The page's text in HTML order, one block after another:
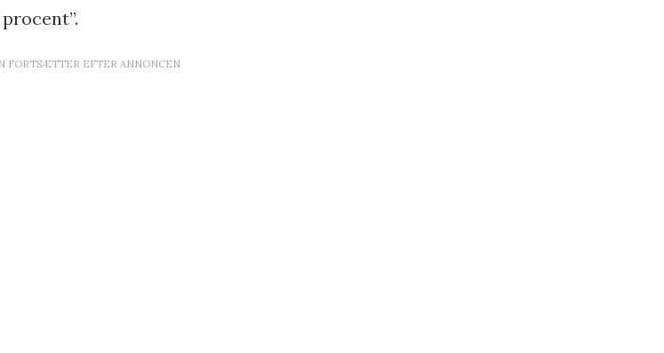
FORTSÆTTER EFTER ANNONCEN